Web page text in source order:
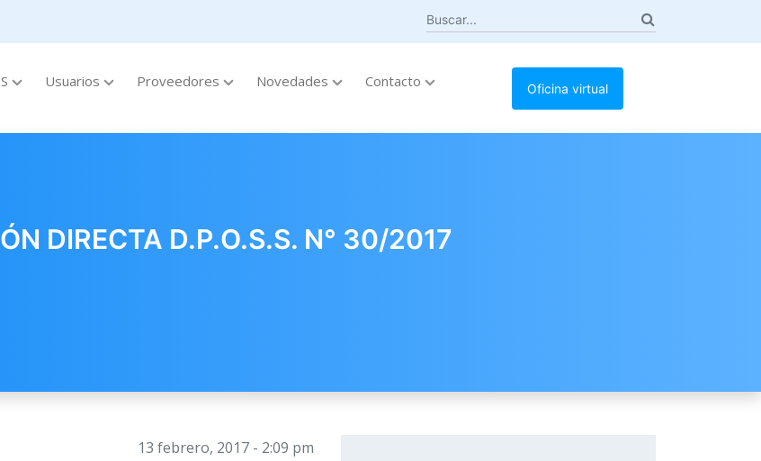
Usuarios Proveedores Novedades Contacto Oficina virtual
DIRECTA D.P.O.S.S. N° 30/2017
13 febrero, 2017 - 2:09 pm